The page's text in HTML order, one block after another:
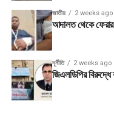
জাতীয় 2 weeks ago
আদালত থেকে
দূর্নীতি 2 weeks ago
জিএলডিপির